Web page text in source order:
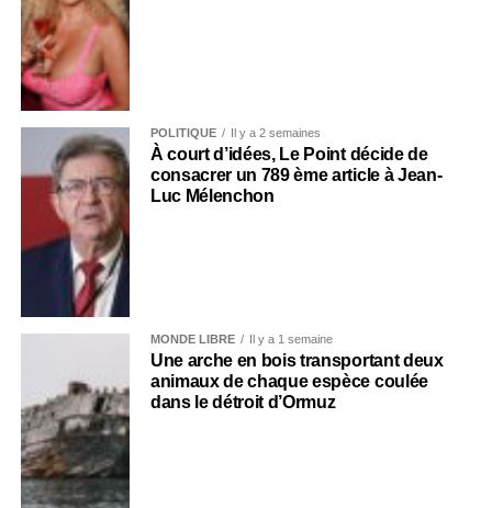
POLITIQUE Il y a 2 semaines
À court d’idées, Le Point décide de
consacrer un 789 ème article à Jean-
Luc Mélenchon
MONDE LIBRE Il y a 1 semaine
Une arche en bois transportant deux
animaux de chaque espèce coulée
dans le détroit d’Ormuz